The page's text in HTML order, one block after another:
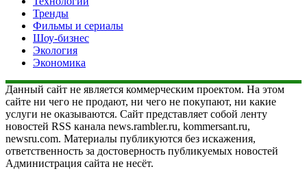
Тренды
Фильмы и сериалы
Шоу-бизнес
Экология
Экономика
Данный сайт не является коммерческим проектом. На этом
сайте ни чего не продают, ни чего не покупают, ни какие
услуги не оказываются. Сайт представляет собой ленту
новостей RSS канала news.rambler.ru, kommersant.ru,
newsru.com. Материалы публикуются без искажения,
ответственность за достоверность публикуемых новостей
Администрация сайта не несёт.